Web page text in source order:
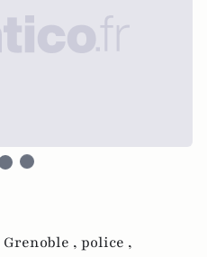
Grenoble , police ,